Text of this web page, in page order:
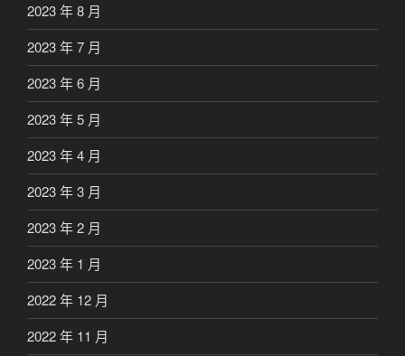
2023 年 8 月
2023 年 7 月
2023 年 6 月
2023 年 5 月
2023 年 4 月
2023 年 3 月
2023 年 2 月
2023 年 1 月
2022 年 12 月
2022 年 11 月